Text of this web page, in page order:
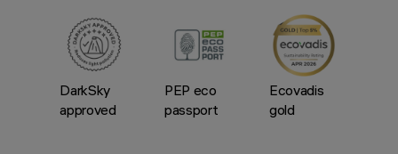
DarkSky
approved
PEP eco
passport
Ecovadis
gold